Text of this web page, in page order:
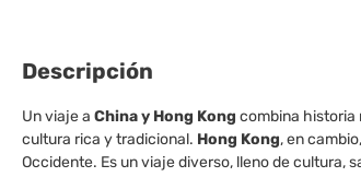
Descripción
Un viaje a China y Hong Kong combina historia
cultura rica y tradicional. Hong Kong, en
Occidente. Es un viaje diverso, lleno de cultura,